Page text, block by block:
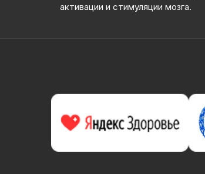
активации и стимуляции мозга.